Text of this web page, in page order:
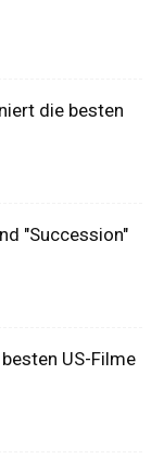
die besten
"Succession"
US-Filme